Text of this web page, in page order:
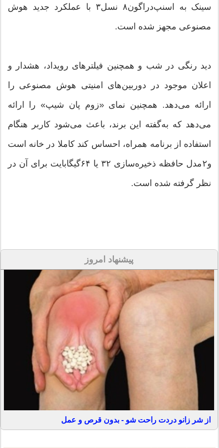
سینک به اسنپ‌دراگون۸ نسل۳ با عملکرد جدید هوش
مصنوعی مجهز شده است.
دید رنگی در شب و همچنین فیلترهای رویداد، هشدار و
اعلان موجود در دوربین‌های امنیتی هوش مصنوعی را
ارائه می‌دهد. همچنین نمای «زوم پان شیپ» را ارائه
می‌دهد که به‌گفته این برند، باعث می‌شود کاربر هنگام
استفاده از برنامه همراه، احساس کند کاملا در خانه است
و۲مدل حافظه ذخیره‌سازی ۳۲ یا ۶۴گیگابایت برای آن در
نظر گرفته شده است.
پیشنهاد امروز
از شر زانو دردت راحت شو - بدون قرص و عمل